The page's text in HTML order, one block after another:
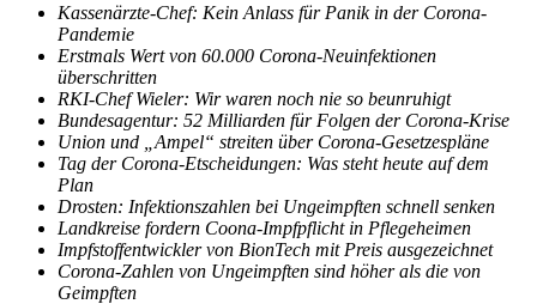
Kassenärzte-Chef: Kein Anlass für Panik in der Corona-
Pandemie
Erstmals Wert von 60.000 Corona-Neuinfektionen
überschritten
RKI-Chef Wieler: Wir waren noch nie so beunruhigt
Bundesagentur: 52 Milliarden für Folgen der Corona-Krise
Union und „Ampel“ streiten über Corona-Gesetzespläne
Tag der Corona-Etscheidungen: Was steht heute auf dem
Plan
Drosten: Infektionszahlen bei Ungeimpften schnell senken
Landkreise fordern Coona-Impfpflicht in Pflegeheimen
Impfstoffentwickler von BionTech mit Preis ausgezeichnet
Corona-Zahlen von Ungeimpften sind höher als die von
Geimpften